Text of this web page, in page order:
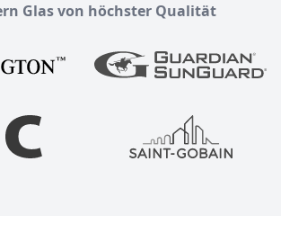
Glas von höchster Qualität